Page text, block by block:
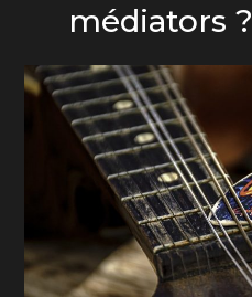
médiators ?